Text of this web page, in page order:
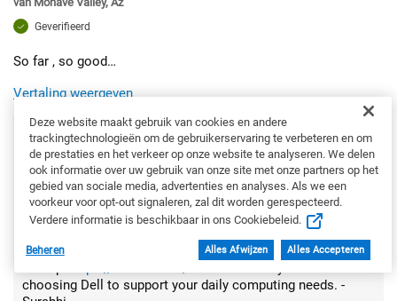
Geverifieerd
So far , so good…
Vertaling weergeven
Reactie van Dell
Dear Valued Customer, Thank you for your review on the
Latitude 3340 Laptop. We're glad to hear that things are
going well so far with your new device. The Latitude 3340 is
built to offer dependable performance for everyday tasks,
making it a solid choice for both personal and professional
use. If you ever need assistance or want to explore more
features, our Dell US Technical support team is always here
choosing Dell to support your daily computing needs. -
Deze website maakt gebruik van cookies en andere
trackingtechnologieën om de gebruikerservaring te verbeteren en om
de prestaties en het verkeer op onze website te analyseren. We delen
ook informatie over uw gebruik van onze site met onze partners op het
gebied van sociale media, advertenties en analyses. Als we een
voorkeur voor opt-out signaleren, zal dit worden gerespecteerd.
Verdere informatie is beschikbaar in ons Cookiebeleid.
Beheren Alles Afwijzen Alles Accepteren